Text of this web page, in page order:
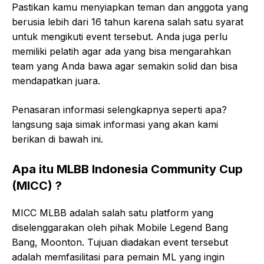
Pastikan kamu menyiapkan teman dan anggota yang
berusia lebih dari 16 tahun karena salah satu syarat
untuk mengikuti event tersebut. Anda juga perlu
memiliki pelatih agar ada yang bisa mengarahkan
team yang Anda bawa agar semakin solid dan bisa
mendapatkan juara.
Penasaran informasi selengkapnya seperti apa?
langsung saja simak informasi yang akan kami
berikan di bawah ini.
Apa itu MLBB Indonesia Community Cup
(MICC) ?
MICC MLBB adalah salah satu platform yang
diselenggarakan oleh pihak Mobile Legend Bang
Bang, Moonton. Tujuan diadakan event tersebut
adalah memfasilitasi para pemain ML yang ingin